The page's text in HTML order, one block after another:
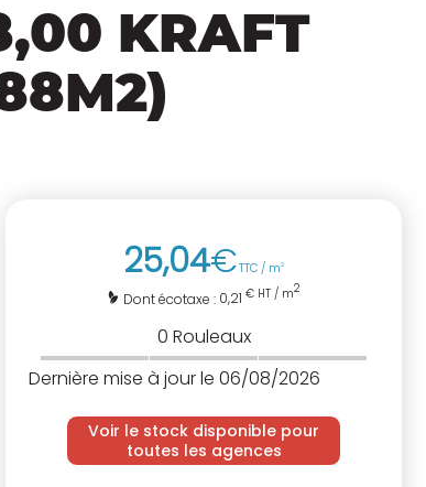
KRAFT
25,04€TTC / m2
Dont écotaxe : 0,21 € HT / m2
0 Rouleaux
Dernière mise à jour le 06/08/2026
Voir le stock disponible pour
toutes les agences